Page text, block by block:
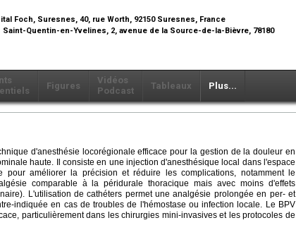
Foch, Suresnes, 40, rue Worth, 92150 Suresnes, France
Quentin-en-Yvelines, 2, avenue de la Source-de-la-Bièvre, 78180
Figures
Vidéos
Podcast
Tableaux Plus...
d'anesthésie locorégionale efficace pour la gestion de la douleur en
haute. Il consiste en une injection d'anesthésique local dans l'espace
pour améliorer la précision et réduire les complications, notamment le
comparable à la péridurale thoracique mais avec moins d'effets
L'utilisation de cathéters permet une analgésie prolongée en per- et
indiquée en cas de troubles de l'hémostase ou infection locale. Le BPV
particulièrement dans les chirurgies mini-invasives et les protocoles de